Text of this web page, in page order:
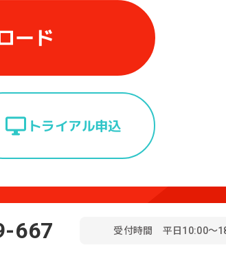
ード
トライアル申込
667 受付時間 平日10:00～